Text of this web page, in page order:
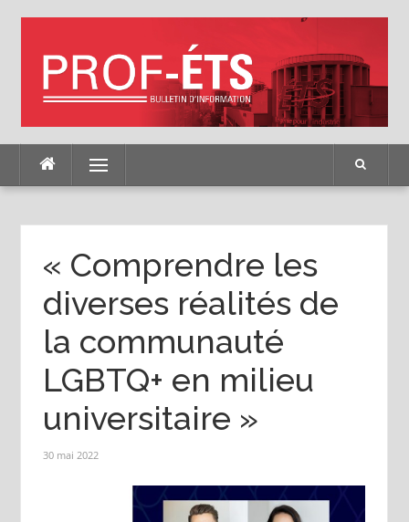
Menu
« Comprendre les
diverses réalités de
la communauté
LGBTQ+ en milieu
universitaire »
30 mai 2022